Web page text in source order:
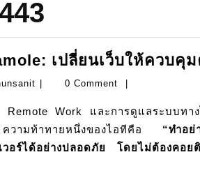
เปลี่ยนเว็บให้ควบคุ
phunsanit0 Comment
วามท้าทายหนึ่งของไอทีคือ “ทำอย่
วอร์ได้อย่างปลอดภัย โดยไม่ต้องคอ